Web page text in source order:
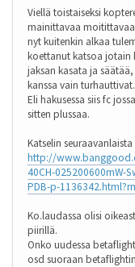
Viellä toistaiseksi
mainittavaa
nyt kuitenkin alkaa
koettanut katsoa jotain
jaksan kasata ja
kanssa vain turhauttivat.
Eli hakusessa siis fc
sitten plussaa.
Katselin
http://
40CH-025200600mW-
PDB-p-
Ko.laudassa olisi
piirillä.
Onko uudessa
osd suoraan